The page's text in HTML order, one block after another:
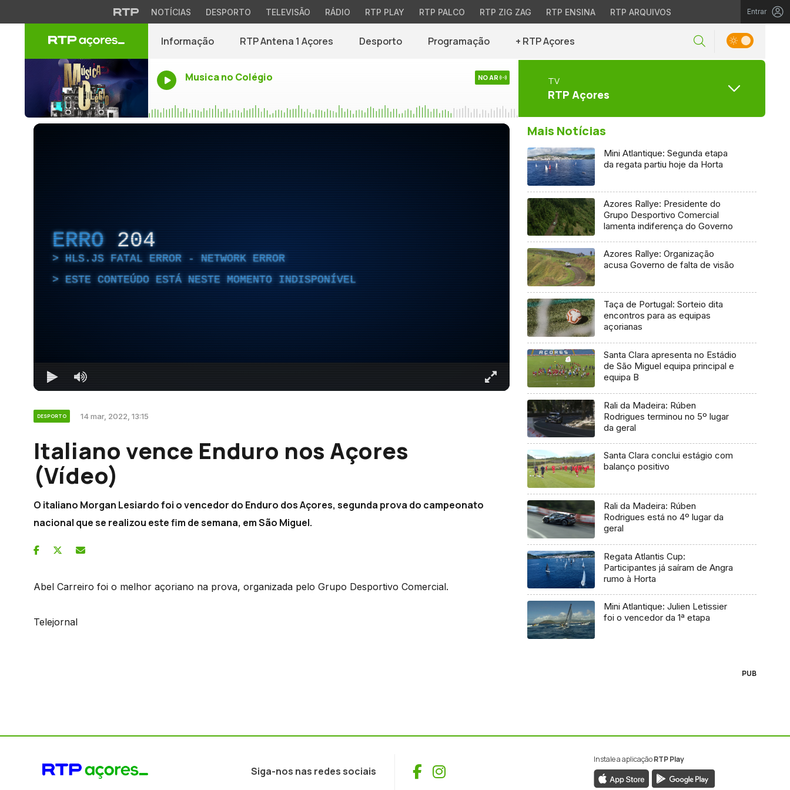
NOTÍCIAS DESPORTO TELEVISÃO RÁDIO RTP PLAY RTP PALCO RTP ZIG ZAG RTP ENSINA RTP ARQUIVOS Entrar
Informação RTP Antena 1 Açores Desporto Programação + RTP Açores
Musica no Colégio NO AR TV
RTP Açores
ERRO 204
HLS.JS FATAL ERROR - NETWORK ERROR
ESTE CONTEÚDO ESTÁ NESTE MOMENTO INDISPONÍVEL
DESPORTO 14 mar, 2022, 13:15
Italiano vence Enduro nos Açores
(Vídeo)
O italiano Morgan Lesiardo foi o vencedor do Enduro dos Açores, segunda prova do campeonato
nacional que se realizou este fim de semana, em São Miguel.
Abel Carreiro foi o melhor açoriano na prova, organizada pelo Grupo Desportivo Comercial.
Telejornal
Mais Notícias
Mini Atlantique: Segunda etapa
da regata partiu hoje da Horta
Azores Rallye: Presidente do
Grupo Desportivo Comercial
lamenta indiferença do Governo
Azores Rallye: Organização
acusa Governo de falta de visão
Taça de Portugal: Sorteio dita
encontros para as equipas
açorianas
Santa Clara apresenta no Estádio
de São Miguel equipa principal e
equipa B
Rali da Madeira: Rúben
Rodrigues terminou no 5º lugar
da geral
Santa Clara conclui estágio com
balanço positivo
Rali da Madeira: Rúben
Rodrigues está no 4º lugar da
geral
Regata Atlantis Cup:
Participantes já saíram de Angra
rumo à Horta
Mini Atlantique: Julien Letissier
foi o vencedor da 1ª etapa
PUB
Siga-nos nas redes sociais Facebook
Instagram
Instale a aplicaçãoRTP Play